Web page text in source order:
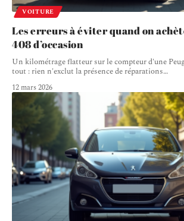
VOITURE
Les erreurs à éviter quand on
408 d’occasion
Un kilométrage flatteur sur le compteur d'une
tout : rien n'exclut la présence de réparations…
12 mars 2026